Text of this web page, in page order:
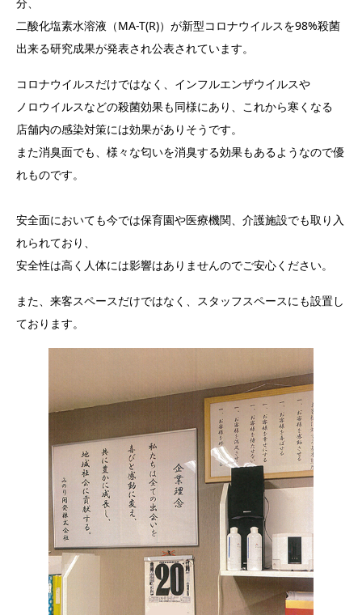
二酸化塩素水溶液（MA-T(R)）が新型コロナウイルスを98%殺菌
出来る研究成果が発表され公表されています。
コロナウイルスだけではなく、インフルエンザウイルスや
ノロウイルスなどの殺菌効果も同様にあり、これから寒くなる
店舗内の感染対策には効果がありそうです。
また消臭面でも、様々な匂いを消臭する効果もあるようなので優
れものです。
安全面においても今では保育園や医療機関、介護施設でも取り入
れられており、
安全性は高く人体には影響はありませんのでご安心ください。
また、来客スペースだけではなく、スタッフスペースにも設置し
ております。